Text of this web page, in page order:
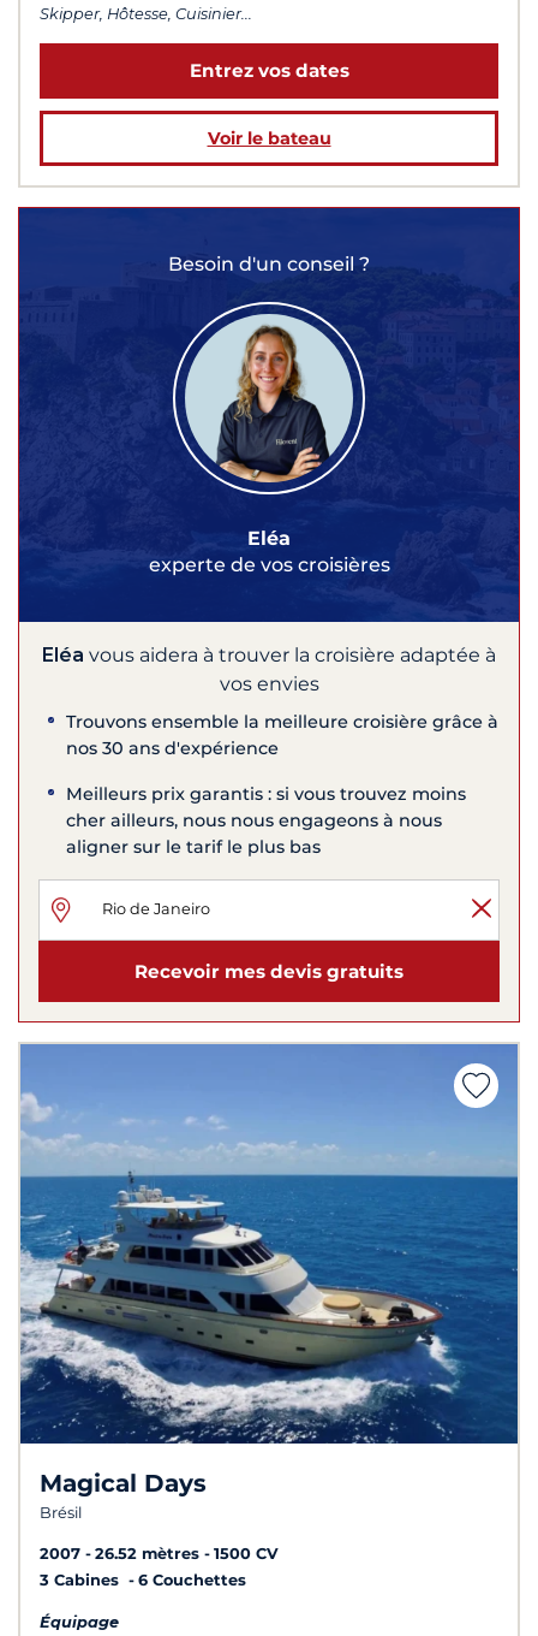
Skipper, Hôtesse, Cuisinier...
Entrez vos dates
Voir le bateau
Besoin d'un conseil ?
Eléa
experte de vos croisières
Eléa vous aidera à trouver la croisière adaptée à
vos envies
Trouvons ensemble la meilleure croisière grâce à
nos 30 ans d'expérience
Meilleurs prix garantis : si vous trouvez moins
cher ailleurs, nous nous engageons à nous
aligner sur le tarif le plus bas
Recevoir mes devis gratuits
Magical Days
Brésil
2007 26.52 mètres
1500 CV
3 Cabines
6 Couchettes
Équipage